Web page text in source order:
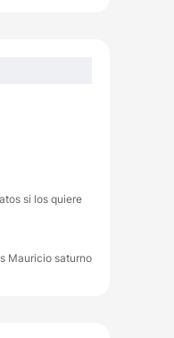
si los quiere
Mauricio saturno